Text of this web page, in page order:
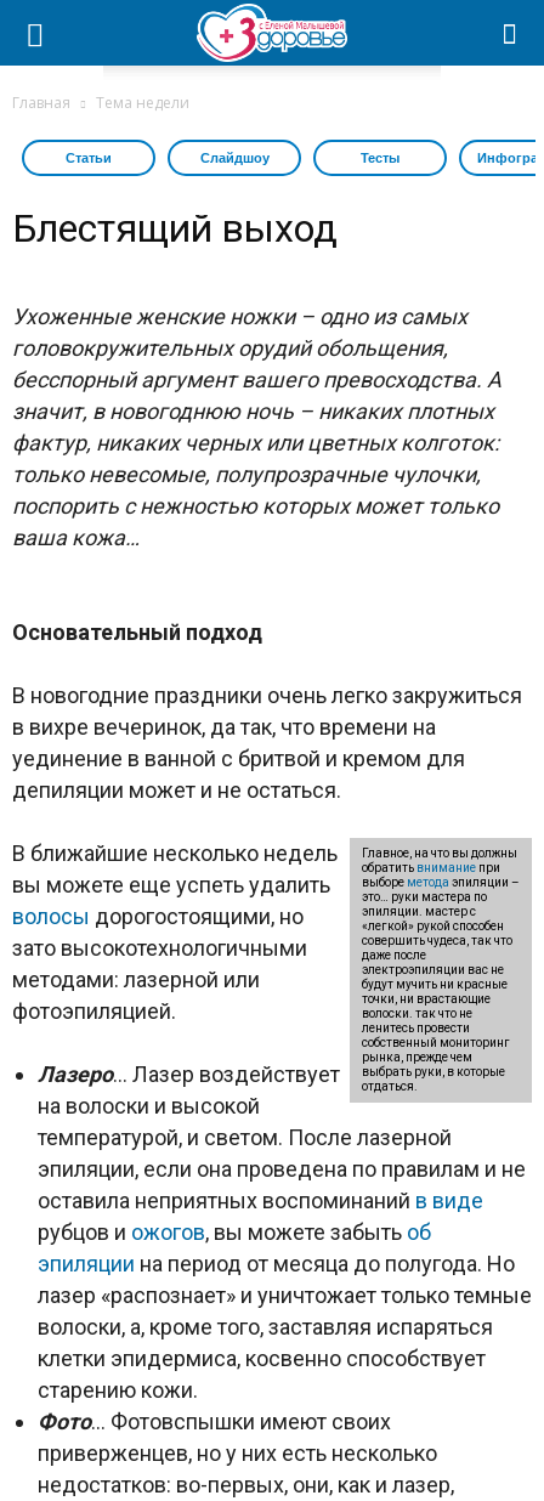
Главная Тема недели
Статьи Слайдшоу Тесты
Блестящий выход
Ухоженные женские ножки – одно из самых
головокружительных орудий обольщения,
бесспорный аргумент вашего превосходства. А
значит, в новогоднюю ночь – никаких плотных
фактур, никаких черных или цветных колготок:
только невесомые, полупрозрачные чулочки,
поспорить с нежностью которых может только
ваша кожа…
Основательный подход
В новогодние праздники очень легко закружиться
в вихре вечеринок, да так, что времени на
уединение в ванной с бритвой и кремом для
депиляции может и не остаться.
Главное, на что вы должны
обратить внимание при
выборе метода эпиляции –
это… руки мастера по
эпиляции. мастер с
«легкой» рукой способен
совершить чудеса, так что
даже после
электроэпиляции вас не
будут мучить ни красные
точки, ни врастающие
волоски. так что не
ленитесь провести
собственный мониторинг
рынка, прежде чем
выбрать руки, в которые
отдаться.
В ближайшие несколько недель
вы можете еще успеть удалить
волосы дорогостоящими, но
зато высокотехнологичными
методами: лазерной или
фотоэпиляцией.
Лазеро… Лазер воздействует
на волоски и высокой
температурой, и светом. После лазерной
эпиляции, если она проведена по правилам и не
оставила неприятных воспоминаний в виде
рубцов и ожогов, вы можете забыть об
эпиляции на период от месяца до полугода. Но
лазер «распознает» и уничтожает только темные
волоски, а, кроме того, заставляя испаряться
клетки эпидермиса, косвенно способствует
старению кожи.
Фото… Фотовспышки имеют своих
приверженцев, но у них есть несколько
недостатков: во-первых, они, как и лазер,